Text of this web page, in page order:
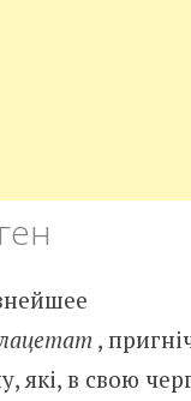
,
які, в свою